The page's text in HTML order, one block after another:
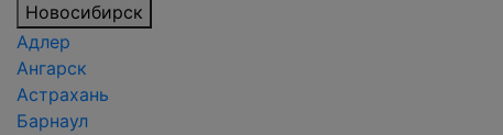
Новосибирск
Адлер
Ангарск
Астрахань
Барнаул